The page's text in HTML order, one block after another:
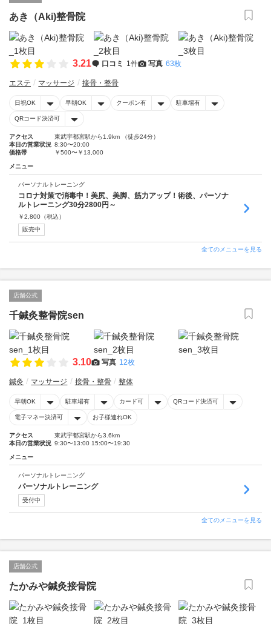
あき（Aki)整骨院
3.21 口コミ 1件 写真 63枚
エステ マッサージ 接骨・整骨
日祝OK 早朝OK クーポン有 駐車場有
QRコード決済可
アクセス
東武宇都宮駅から1.9km （徒歩24分）
本日の営業状況 8:30〜20:00
価格帯
￥500〜￥13,000
メニュー
パーソナルトレーニング
コロナ対策で消毒中！美尻、美脚、筋力アップ！術後、パーソナ
ルトレーニング30分2800円～
￥2,800 （税込）
販売中
全てのメニューを見る
店舗公式
千鍼灸整骨院sen
3.10 写真 12枚
鍼灸 マッサージ 接骨・整骨 整体
早朝OK 駐車場有 カード可 QRコード決済可
電子マネー決済可 お子様連れOK
アクセス
東武宇都宮駅から3.6km
本日の営業状況 9:30〜13:00 15:00〜19:30
メニュー
パーソナルトレーニング
パーソナルトレーニング
受付中
全てのメニューを見る
店舗公式
たかみや鍼灸接骨院